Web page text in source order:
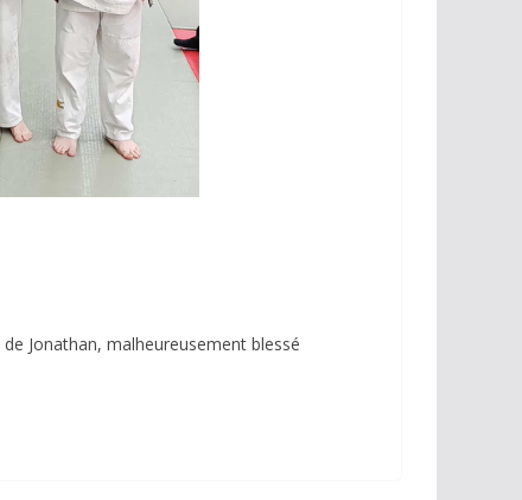
Jonathan, malheureusement blessé